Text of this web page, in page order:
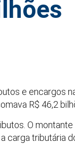
e encargos
R$ 46,2
O
carga tributária